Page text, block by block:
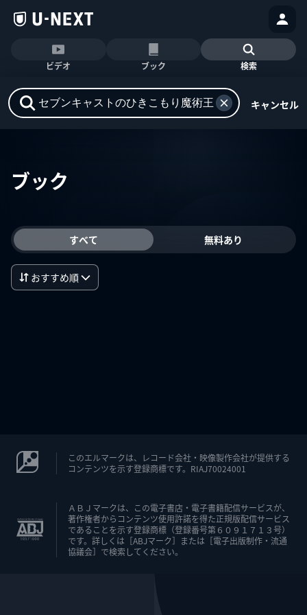
ビデオ ブック 検索
キャンセル
ブック
すべて 無料あり
おすすめ順
このエルマークは、レコード会社・映像製作会社が提供する
コンテンツを示す登録商標です。RIAJ70024001
ＡＢＪマークは、この電子書店・電子書籍配信サービスが、
著作権者からコンテンツ使用許諾を得た正規版配信サービス
であることを示す登録商標（登録番号第６０９１７１３号）
です。詳しくは［ABJマーク］または［電子出版制作・流通
協議会］で検索してください。